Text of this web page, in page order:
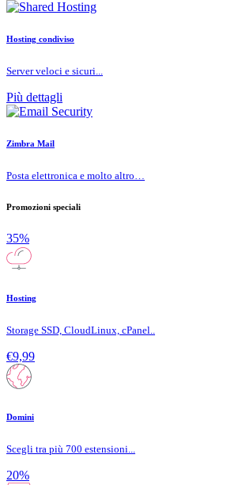
Hosting condiviso
Server veloci e sicuri...
Più dettagli
Zimbra Mail
Posta elettronica e molto altro…
Promozioni speciali
35%
Hosting
Storage SSD, CloudLinux, cPanel..
€9,99
Domini
Scegli tra più 700 estensioni...
20%